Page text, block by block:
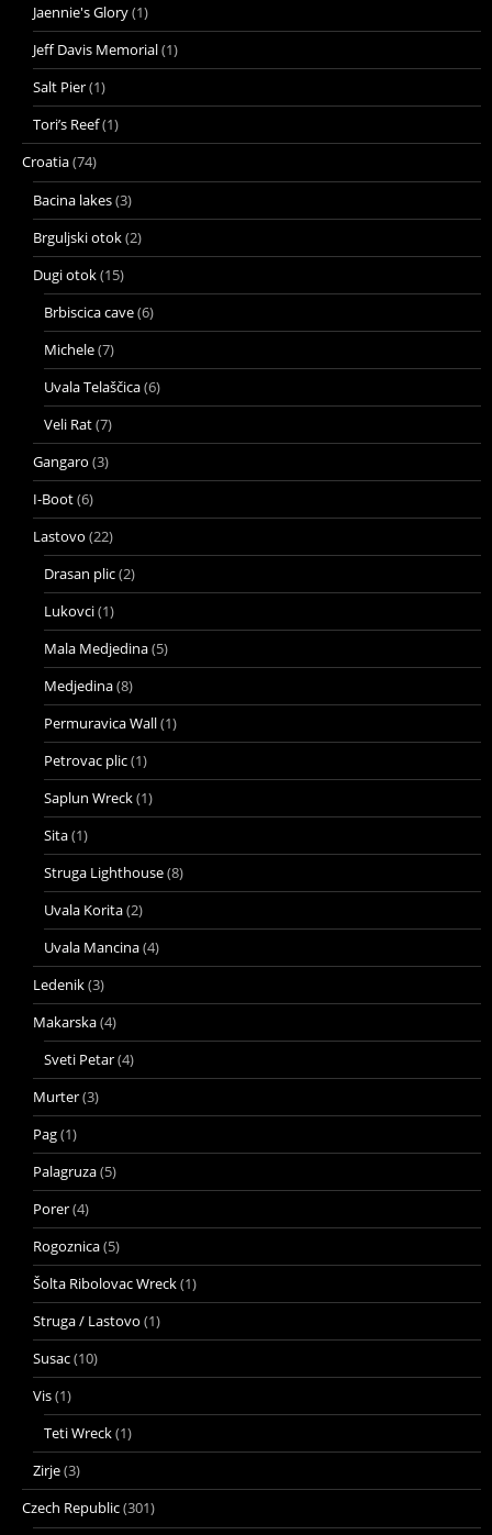
Jaennie's Glory(1)
Jeff Davis Memorial(1)
Salt Pier(1)
Tori’s Reef(1)
Croatia(74)
Bacina lakes(3)
Brguljski otok(2)
Dugi otok(15)
Brbiscica cave(6)
Michele(7)
Uvala Telaščica(6)
Veli Rat(7)
Gangaro (3)
I-Boot(6)
Lastovo (22)
Drasan plic(2)
Lukovci(1)
Mala Medjedina(5)
Medjedina(8)
Permuravica Wall(1)
Petrovac plic(1)
Saplun Wreck(1)
Sita(1)
Struga Lighthouse(8)
Uvala Korita(2)
Uvala Mancina(4)
Ledenik(3)
Makarska(4)
Sveti Petar(4)
Murter(3)
Pag(1)
Palagruza(5)
Porer(4)
Rogoznica(5)
Šolta Ribolovac Wreck(1)
Struga / Lastovo (1)
Susac(10)
Vis(1)
Teti Wreck(1)
Zirje(3)
Czech Republic(301)